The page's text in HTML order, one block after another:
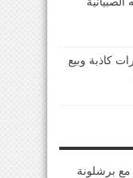
كاذبة وبيع
مع برشلونة